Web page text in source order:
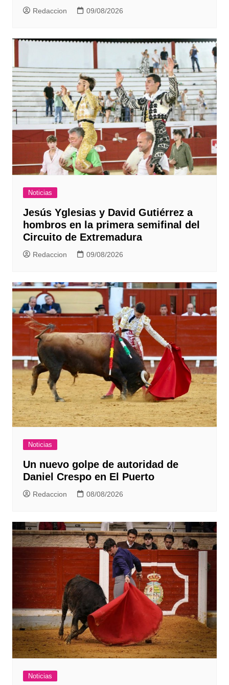
Redaccion 09/08/2026
Noticias
Jesús Yglesias y David Gutiérrez a
hombros en la primera semifinal del
Circuito de Extremadura
Redaccion 09/08/2026
Noticias
Un nuevo golpe de autoridad de
Daniel Crespo en El Puerto
Redaccion 08/08/2026
Noticias